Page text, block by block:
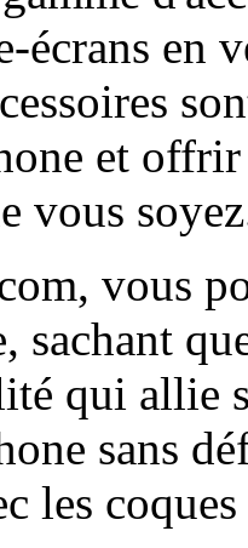
écrans en
et
vous
vous
sachant
qui allie
sans
les